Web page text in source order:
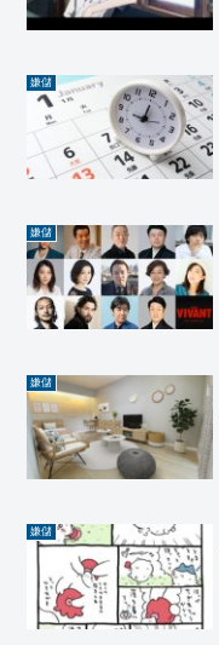
嫌儲
嫌儲
嫌儲
嫌儲